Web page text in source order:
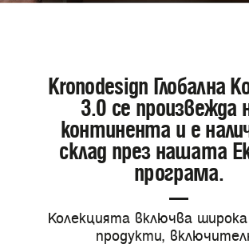
Kronodesign Глобална
3.0 се произвежда
континента и е
склад през нашата
програма.
Колекцията включва
продукти,